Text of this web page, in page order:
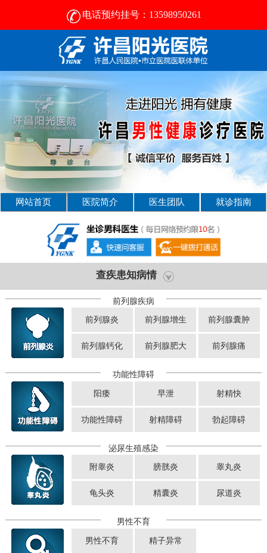
电话预约挂号：13598950261
许昌比较好的男性医院-2024正规男科医院排名-许昌阳光医院
网站首页 医院简介 医生团队 就诊指南
查疾患知病情
前列腺疾病
前列腺炎 前列腺增生 前列腺囊肿
前列腺钙化 前列腺肥大 前列腺痛
功能性障碍
阳痿 早泄 射精快
功能性障碍 射精障碍 勃起障碍
泌尿生殖感染
附睾炎 膀胱炎 睾丸炎
龟头炎 精囊炎 尿道炎
男性不育
男性不育 精子异常